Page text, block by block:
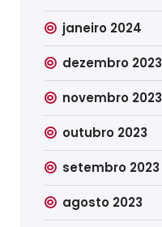
janeiro 2024
dezembro 2023
novembro 2023
outubro 2023
setembro 2023
agosto 2023